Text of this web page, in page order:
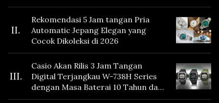
II.
Rekomendasi 5 Jam tangan Pria
Automatic Jepang Elegan yang
Cocok Dikoleksi di 2026
III.
Casio Akan Rilis 3 Jam Tangan
Digital Terjangkau W-738H Series
dengan Masa Baterai 10 Tahun dan
Fitur Vibration